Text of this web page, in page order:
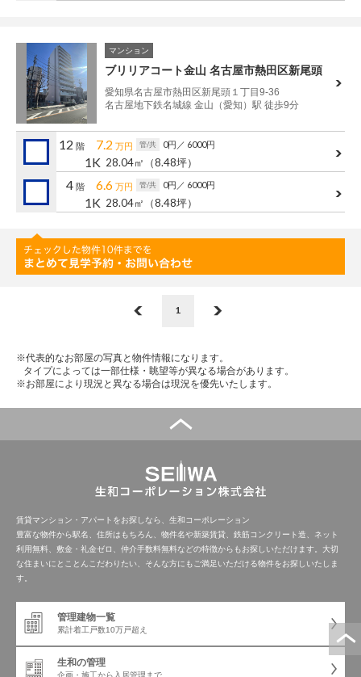
プライバシー
ポリシー
閉じる
マンション
ブリリアコート金山 名古屋市熱田区新尾頭
愛知県名古屋市熱田区新尾頭１丁目9-36
名古屋地下鉄名城線 金山（愛知）駅 徒歩9分
12 階 7.2 万円 管/共 0円 ／ 6000円
1K 28.04㎡ （8.48坪）
4 階 6.6 万円 管/共 0円 ／ 6000円
1K 28.04㎡ （8.48坪）
1
※代表的なお部屋の写真と物件情報になります。
タイプによっては一部仕様・眺望等が異なる場合があります。
※お部屋により現況と異なる場合は現況を優先いたします。
賃貸マンション・アパートをお探しなら、生和コーポレーション
豊富な物件から駅名、住所はもちろん、物件名や新築賃貸、鉄筋コンクリート造、ネット
利用無料、敷金・礼金ゼロ、仲介手数料無料などの特徴からもお探しいただけます。大切
な住まいにとことんこだわりたい、そんな方にもご満足いただける物件をお探しいたしま
す。
管理建物一覧
累計着工戸数10万戸超え
生和の管理
企画・施工から 入居管理まで